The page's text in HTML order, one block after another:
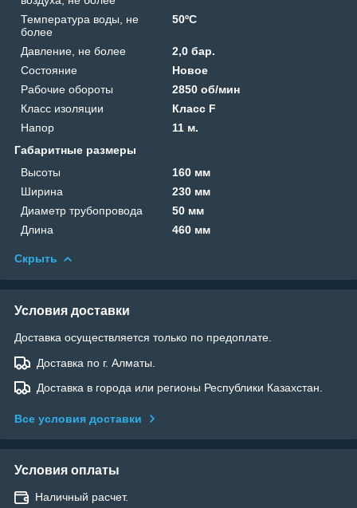
Температура воды, не
более
50ºС
Давление, не более
2,0 бар.
Состояние
Новое
Рабочие обороты
2850 об/мин
Класс изоляции
Класс F
Напор
11 м.
Габаритные размеры
Высоты
160 мм
Ширина
230 мм
Диаметр трубопровода
50 мм
Длина
460 мм
Скрыть
Условия доставки
Доставка осуществляется только по предоплате.
Доставка по г. Алматы.
Доставка в города или регионы Республики Казахстан.
Все условия доставки
Условия оплаты
Наличный расчет.